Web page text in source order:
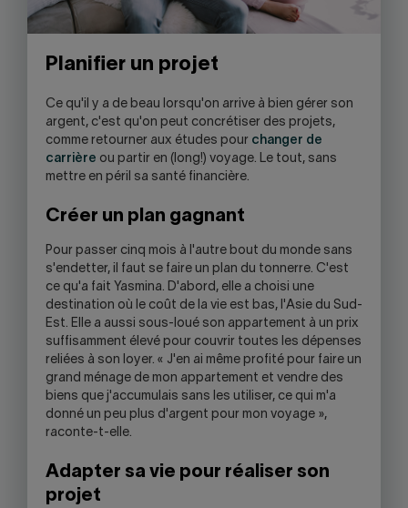
Planifier un projet
Ce qu'il y a de beau lorsqu'on arrive à bien gérer son
argent, c'est qu'on peut concrétiser des projets,
comme retourner aux études pour changer de
carrière ou partir en (long!) voyage. Le tout, sans
mettre en péril sa santé financière.
Créer un plan gagnant
Pour passer cinq mois à l'autre bout du monde sans
s'endetter, il faut se faire un plan du tonnerre. C'est
ce qu'a fait Yasmina. D'abord, elle a choisi une
destination où le coût de la vie est bas, l'Asie du Sud-
Est. Elle a aussi sous-loué son appartement à un prix
suffisamment élevé pour couvrir toutes les dépenses
reliées à son loyer. « J'en ai même profité pour faire un
grand ménage de mon appartement et vendre des
biens que j'accumulais sans les utiliser, ce qui m'a
donné un peu plus d'argent pour mon voyage »,
raconte-t-elle.
Adapter sa vie pour réaliser son
projet